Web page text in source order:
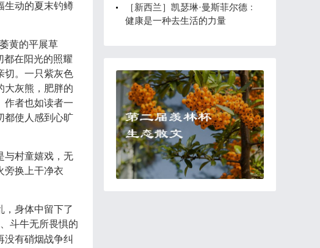
生动的夏末钓鳟
黄的平展草
都在阳光的照耀
切。一只紫灰色
大灰熊，肥胖的
作者也如读者一
都使人感到心旷
与村童嬉戏，无
旁换上干净衣
，身体中留下了
斗牛无所畏惧的
没有硝烟战争纠
［新西兰］凯瑟琳·曼斯菲尔德﹕
健康是一种去生活的力量